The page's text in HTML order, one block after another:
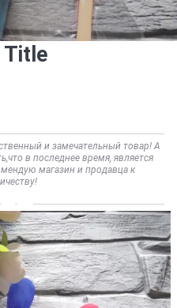
и замечательный товар! А
в последнее время, является
магазин и продавца к